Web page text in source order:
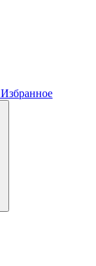
Избранное